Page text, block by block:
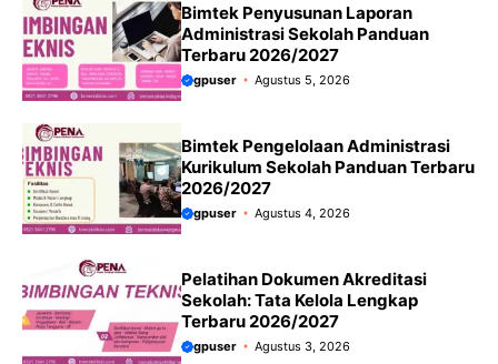
Bimtek Penyusunan Laporan
Administrasi Sekolah Panduan
Terbaru 2026/2027
gpuser Agustus 5, 2026
Bimtek Pengelolaan Administrasi
Kurikulum Sekolah Panduan Terbaru
2026/2027
gpuser Agustus 4, 2026
Pelatihan Dokumen Akreditasi
Sekolah: Tata Kelola Lengkap
Terbaru 2026/2027
gpuser Agustus 3, 2026